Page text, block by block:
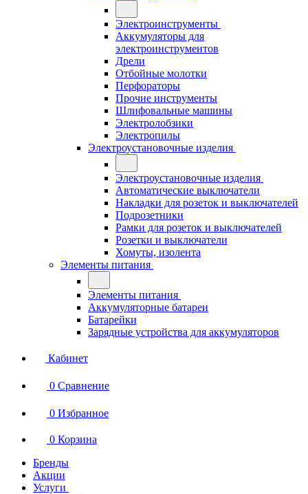
Электроинструменты
Аккумуляторы для
электроинструментов
Дрели
Отбойные молотки
Перфораторы
Прочие инструменты
Шлифовальные машины
Электролобзики
Электропилы
Электроустановочные изделия
Электроустановочные изделия
Автоматические выключатели
Накладки для розеток и выключателей
Подрозетники
Рамки для розеток и выключателей
Розетки и выключатели
Хомуты, изолента
Элементы питания
Элементы питания
Аккумуляторные батареи
Батарейки
Зарядные устройства для аккумуляторов
Кабинет
0 Сравнение
0 Избранное
0 Корзина
Бренды
Акции
Услуги